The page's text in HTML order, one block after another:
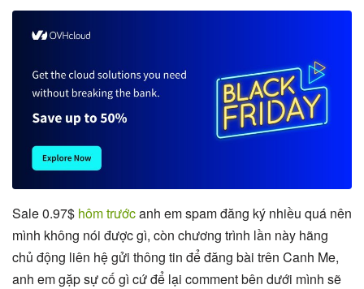
Sale 0.97$ hôm trướcanh em spam đăng ký nhiều quá nên
mình không nói được gì, còn chương trình lần này hãng
chủ động liên hệ gửi thông tin để đăng bài trên Canh Me,
anh em gặp sự cố gì cứ để lại comment bên dưới mình sẽ